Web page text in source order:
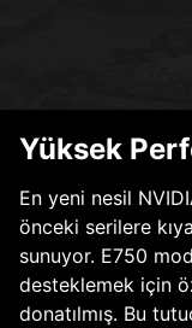
Yüksek
En yeni nesil
önceki serilere
sunuyor. E750
desteklemek için
donatılmış. Bu